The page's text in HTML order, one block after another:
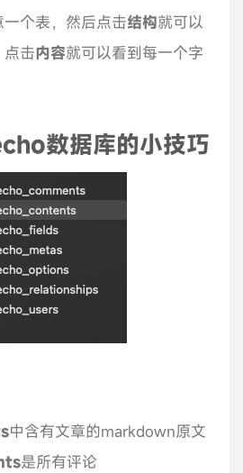
个表，然后点击结构就可以
击内容就可以看到每一个字
数据库的小技巧
中含有文章的markdown原文
是所有评论